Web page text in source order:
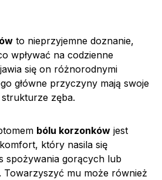
to nieprzyjemne doznanie,
wpływać na codzienne
się on różnorodnymi
główne przyczyny mają swoje
zęba.
bólu korzonków jest
który nasila się
spożywania gorących lub
Towarzyszyć mu może również